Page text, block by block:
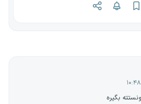
بگیره